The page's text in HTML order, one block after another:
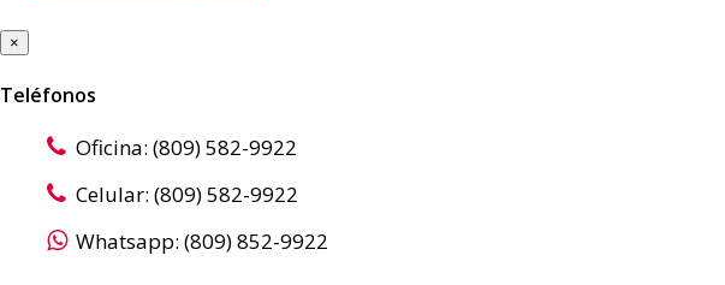
×
Teléfonos
Oficina: (809) 582-9922
Celular: (809) 582-9922
Whatsapp: (809) 852-9922